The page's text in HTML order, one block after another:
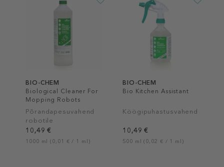
BIO-CHEM
Biological Cleaner For
Mopping Robots
Põrandapesuvahend
robotile
10,49 €
1000 ml (0,01 € / 1 ml)
BIO-CHEM
Bio Kitchen Assistant
Köögipuhastusvahend
10,49 €
500 ml (0,02 € / 1 ml)